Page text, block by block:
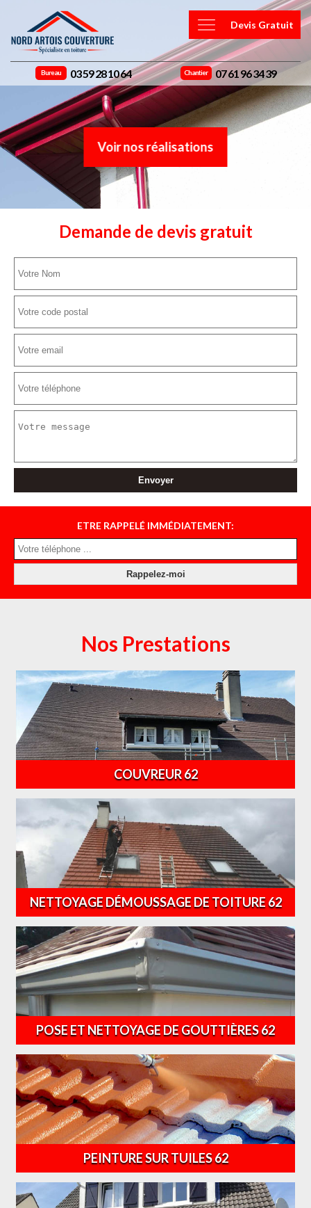
Devis Gratuit
Bureau 03 59 28 10 64 Chantier 07 61 96 34 39
Voir nos réalisations
Demande de devis gratuit
ETRE RAPPELÉ IMMÉDIATEMENT:
Nos Prestations
COUVREUR 62
NETTOYAGE DÉMOUSSAGE DE TOITURE 62
POSE ET NETTOYAGE DE GOUTTIÈRES 62
PEINTURE SUR TUILES 62